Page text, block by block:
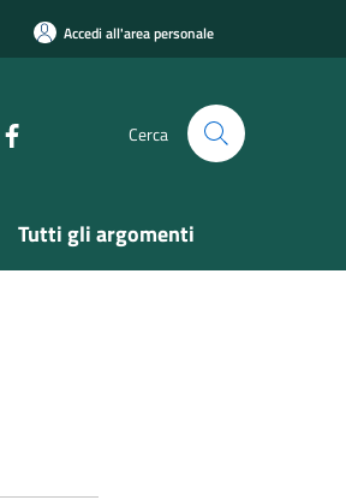
Accedi all'area personale
Cerca
Tutti gli argomenti